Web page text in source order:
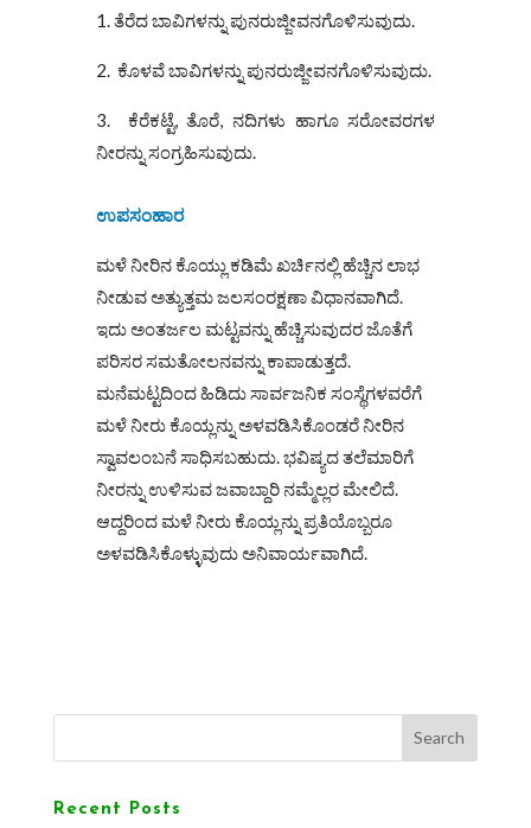
1. ತೆರೆದ ಬಾವಿಗಳನ್ನು ಪುನರುಜ್ಜೀವನಗೊಳಿಸುವುದು.
2. ಕೊಳವೆ ಬಾವಿಗಳನ್ನು ಪುನರುಜ್ಜೀವನಗೊಳಿಸುವುದು.
3. ಕೆರೆಕಟ್ಟೆ, ತೊರೆ, ನದಿಗಳು ಹಾಗೂ ಸರೋವರಗಳ
ನೀರನ್ನು ಸಂಗ್ರಹಿಸುವುದು.
ಉಪಸಂಹಾರ
ಮಳೆ ನೀರಿನ ಕೊಯ್ಲು ಕಡಿಮೆ ಖರ್ಚಿನಲ್ಲಿ ಹೆಚ್ಚಿನ ಲಾಭ
ನೀಡುವ ಅತ್ಯುತ್ತಮ ಜಲಸಂರಕ್ಷಣಾ ವಿಧಾನವಾಗಿದೆ.
ಇದು ಅಂತರ್ಜಲ ಮಟ್ಟವನ್ನು ಹೆಚ್ಚಿಸುವುದರ ಜೊತೆಗೆ
ಪರಿಸರ ಸಮತೋಲನವನ್ನು ಕಾಪಾಡುತ್ತದೆ.
ಮನೆಮಟ್ಟದಿಂದ ಹಿಡಿದು ಸಾರ್ವಜನಿಕ ಸಂಸ್ಥೆಗಳವರೆಗೆ
ಮಳೆ ನೀರು ಕೊಯ್ಲನ್ನು ಅಳವಡಿಸಿಕೊಂಡರೆ ನೀರಿನ
ಸ್ವಾವಲಂಬನೆ ಸಾಧಿಸಬಹುದು. ಭವಿಷ್ಯದ ತಲೆಮಾರಿಗೆ
ನೀರನ್ನು ಉಳಿಸುವ ಜವಾಬ್ದಾರಿ ನಮ್ಮೆಲ್ಲರ ಮೇಲಿದೆ.
ಆದ್ದರಿಂದ ಮಳೆ ನೀರು ಕೊಯ್ಲನ್ನು ಪ್ರತಿಯೊಬ್ಬರೂ
ಅಳವಡಿಸಿಕೊಳ್ಳುವುದು ಅನಿವಾರ್ಯವಾಗಿದೆ.
Search
Recent Posts